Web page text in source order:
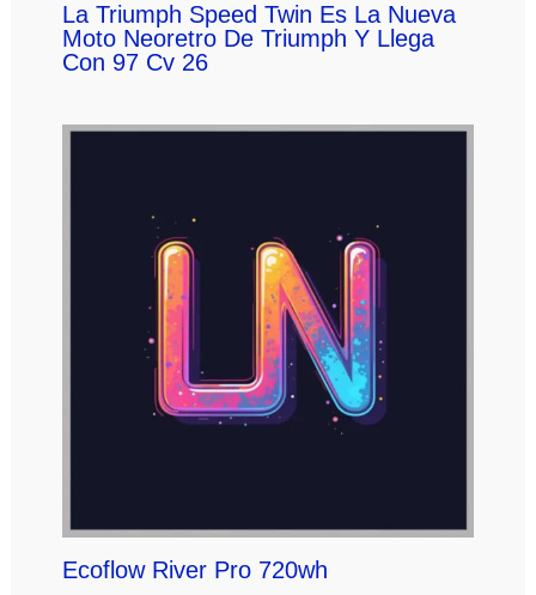
La Triumph Speed Twin Es La Nueva
Moto Neoretro De Triumph Y Llega
Con 97 Cv 26
Ecoflow River Pro 720wh